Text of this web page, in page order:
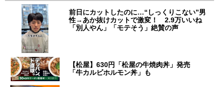
前日にカットしたのに…“しっくりこない”男
性→あか抜けカットで激変！ 2.9万いいね
「別人やん」「モテそう」絶賛の声
【松屋】630円「松屋の牛焼肉丼」発売
「牛カルビホルモン丼」も